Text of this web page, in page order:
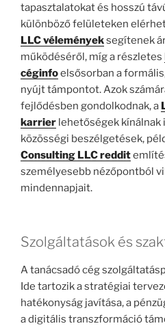
tapasztalatokat és hosszú
különböző felületeken
LLC véleményeksegítenek
működéséről, míg a részletes
céginfoelsősorban a
nyújt támpontot. Azok
fejlődésben gondolkodnak, a
karrier lehetőségek
közösségi beszélgetések,
Consulting LLC reddit
személyesebb nézőpontból
mindennapjait.
Szolgáltatások és
A tanácsadó cég
Ide tartozik a stratégiai
hatékonyság javítása, a
a digitális transzformáció